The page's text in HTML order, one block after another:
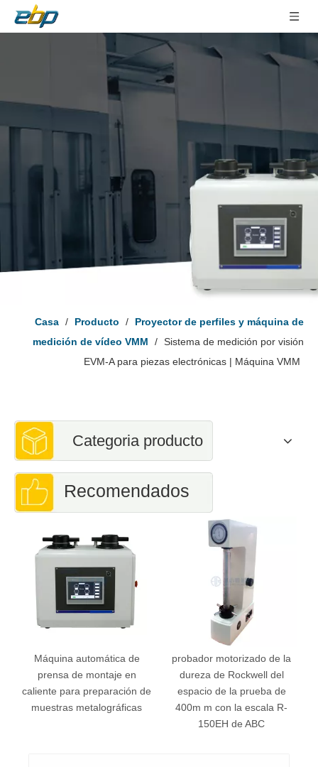
Casa / Producto /
Proyector de perfiles y máquina de
medición de vídeo VMM
/ Sistema de medición por visión
EVM-A para piezas electrónicas | Máquina VMM
Categoria producto
Recomendados
Máquina automática de
prensa de montaje en
caliente para preparación de
muestras metalográficas
probador motorizado de la
dureza de Rockwell del
espacio de la prueba de
400m m con la escala R-
150EH de ABC